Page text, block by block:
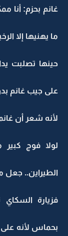
غانم بحزم: أنا
ما يهنيها إلا
حينها تصلبت
على جيب غانم
لأنه شعر أن
لولا فوج
الطيراين.. جعل
فزيارة
بحماس لأنه